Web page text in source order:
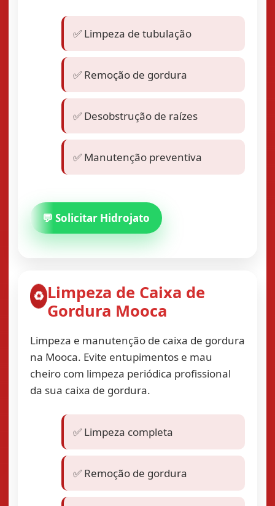
✅ Limpeza de tubulação
✅ Remoção de gordura
✅ Desobstrução de raízes
✅ Manutenção preventiva
💬 Solicitar Hidrojato
♻️ Limpeza de Caixa de
Gordura Mooca
Limpeza e manutenção de caixa de gordura
na Mooca. Evite entupimentos e mau
cheiro com limpeza periódica profissional
da sua caixa de gordura.
✅ Limpeza completa
✅ Remoção de gordura